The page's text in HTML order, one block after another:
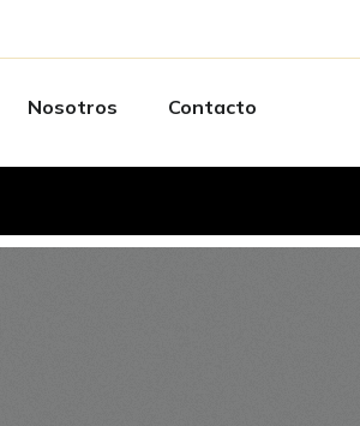
Nosotros Contacto